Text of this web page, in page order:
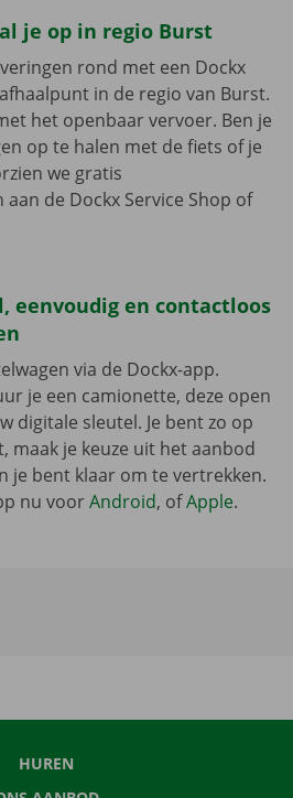
je op in regio Burst
rond met een Dockx
in de regio van Burst.
het openbaar vervoer. Ben je
op te halen met de fiets of je
we gratis
de Dockx Service Shop of
eenvoudig en contactloos
via de Dockx-app.
je een camionette, deze open
digitale sleutel. Je bent zo op
maak je keuze uit het aanbod
je bent klaar om te vertrekken.
nu voorAndroid, ofApple.
HUREN